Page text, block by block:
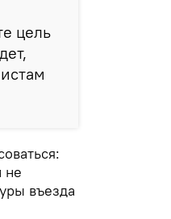
цель
не
въезда